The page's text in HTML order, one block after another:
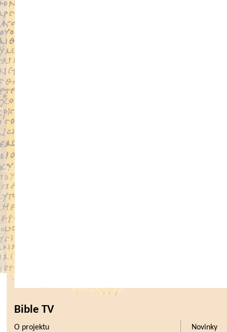
Bible TV
O projektu
Novinky